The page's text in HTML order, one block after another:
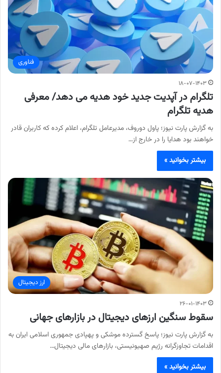
فناوری
۱۸-۰۷-۱۴۰۳
تلگرام در آپدیت جدید خود هدیه می دهد/ معرفی
هدیه تلگرام
به گزارش پارت نیوز؛ پاول دوروف، مدیرعامل تلگرام، اعلام کرده که کاربران قادر
خواهند بود هدایا را در خارج از…
بیشتر بخوانید »
ارز دیجیتال
۲۶-۰۱-۱۴۰۳
سقوط سنگین ارزهای دیجیتال در بازارهای جهانی
به گزارش پارت نیوز؛ پاسخ گسترده موشکی و پهپادی جمهوری اسلامی ایران به
اقدامات تجاوزگرانه رژیم صهیونیستی، بازارهای مالی دیجیتال…
بیشتر بخوانید »